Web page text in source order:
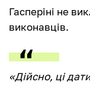
Гасперіні не
виконавців.
«Дійсно, ці